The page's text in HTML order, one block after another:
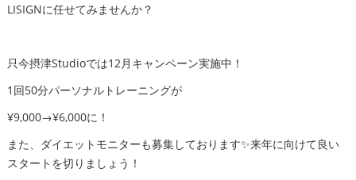
LISIGNに任せてみませんか？
只今摂津Studioでは12月キャンペーン実施中！
1回50分パーソナルトレーニングが
¥9,000→¥6,000に！
また、ダイエットモニターも募集しております✨来年に向けて良い
スタートを切りましょう！